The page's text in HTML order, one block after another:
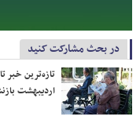
در بحث مشارکت کنید
تازه‌ترین خبر
اردیبهشت